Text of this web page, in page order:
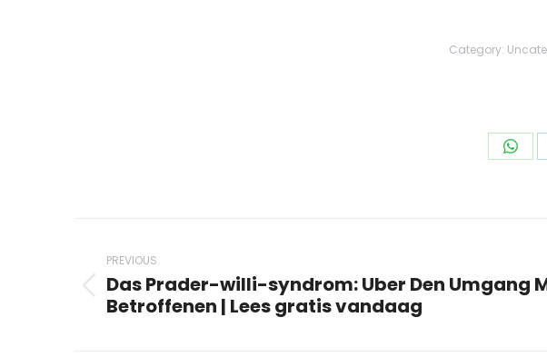
Category:
navigation
PREVIOUS
Previous
Das Prader-willi-syndrom: Uber Den Umgang
Betroffenen | Lees gratis vandaag